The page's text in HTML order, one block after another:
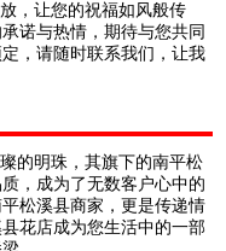
，让您的祝福如风般传
诺与热情，期待与您共同
，请随时联系我们，让我
的明珠，其旗下的南平松
，成为了无数客户心中的
松溪县商家，更是传递情
花店成为您生活中的一部